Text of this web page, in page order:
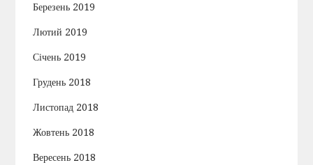
Березень 2019
Лютий 2019
Січень 2019
Грудень 2018
Листопад 2018
Жовтень 2018
Вересень 2018